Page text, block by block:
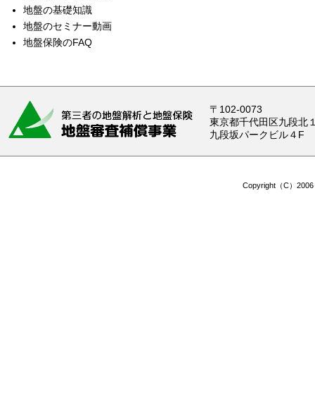
地盤の基礎知識
地盤のセミナー動画
地盤保険のFAQ
〒102-0073
東京都千代田区九段北
九段坂パークビル４F
Copyright（C）